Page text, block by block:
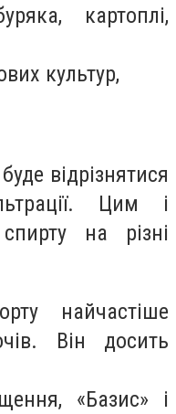
картоплі,
культур,
відрізнятися
Цим і
на різні
найчастіше
Він досить
«Базис» і